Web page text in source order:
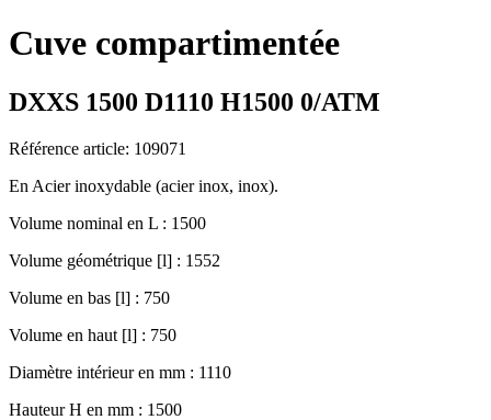
Cuve compartimentée
DXXS 1500 D1110 H1500 0/ATM
Référence article: 109071
En Acier inoxydable (acier inox, inox).
Volume nominal en L : 1500
Volume géométrique [l] : 1552
Volume en bas [l] : 750
Volume en haut [l] : 750
Diamètre intérieur en mm : 1110
Hauteur H en mm : 1500